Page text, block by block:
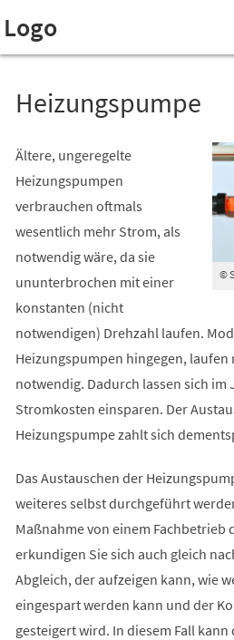
Assistenzsoftware
öffnen.
Logo
Heizungspumpe
©
Ältere, ungeregelte
Heizungspumpen
verbrauchen oftmals
wesentlich mehr Strom, als
notwendig wäre, da sie
ununterbrochen mit einer
konstanten (nicht
notwendigen) Drehzahl laufen.
Heizungspumpen hingegen,
notwendig. Dadurch lassen sich im
Stromkosten einsparen. Der
Heizungspumpe zahlt sich
Das Austauschen der
weiteres selbst durchgeführt
Maßnahme von einem
erkundigen Sie sich auch gleich
Abgleich, der aufzeigen kann, wie
eingespart werden kann und der
gesteigert wird. In diesem Fall kann